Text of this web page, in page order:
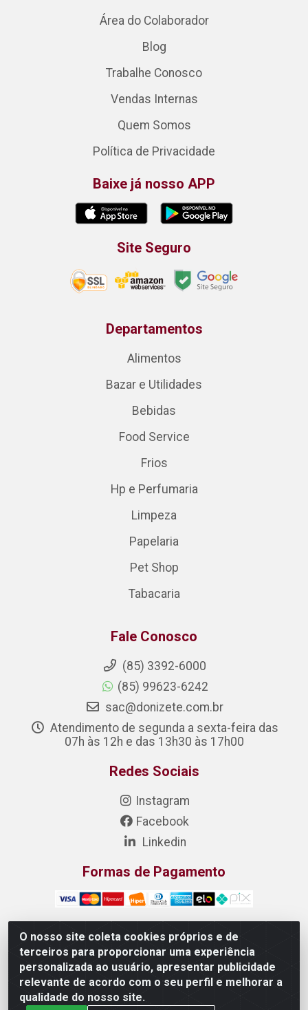
O nosso site coleta cookies próprios e de
terceiros para proporcionar uma experiência
personalizada ao usuário, apresentar publicidade
relevante de acordo com o seu perfil e melhorar a
qualidade do nosso site.
Área do Colaborador
Blog
Trabalhe Conosco
Vendas Internas
Quem Somos
Política de Privacidade
Baixe já nosso APP
Site Seguro
Departamentos
Alimentos
Bazar e Utilidades
Bebidas
Food Service
Frios
Hp e Perfumaria
Limpeza
Papelaria
Pet Shop
Tabacaria
Fale Conosco
(85) 3392-6000
(85) 99623-6242
sac@donizete.com.br
Atendimento de segunda a sexta-feira das
07h às 12h e das 13h30 às 17h00
Redes Sociais
Instagram
Facebook
Linkedin
Formas de Pagamento
DONIZETE DISTRIBUIDORA DE ALIMENTOS S/A - Rua
Raimundo Matias, 377 - Pedras, Itaitinga/CE - CEP
61.887-880 - CNPJ 23.577.851/0001-05